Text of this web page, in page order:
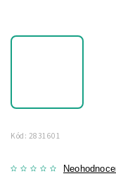
Kód: 2831601